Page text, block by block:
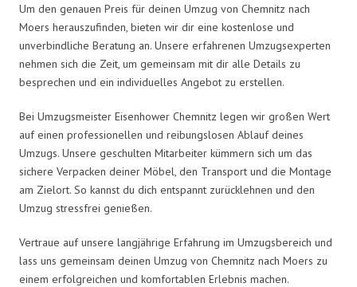
Um den genauen Preis für deinen Umzug von Chemnitz nach
Moers herauszufinden, bieten wir dir eine kostenlose und
unverbindliche Beratung an. Unsere erfahrenen Umzugsexperten
nehmen sich die Zeit, um gemeinsam mit dir alle Details zu
besprechen und ein individuelles Angebot zu erstellen.
Bei Umzugsmeister Eisenhower Chemnitz legen wir großen Wert
auf einen professionellen und reibungslosen Ablauf deines
Umzugs. Unsere geschulten Mitarbeiter kümmern sich um das
sichere Verpacken deiner Möbel, den Transport und die Montage
am Zielort. So kannst du dich entspannt zurücklehnen und den
Umzug stressfrei genießen.
Vertraue auf unsere langjährige Erfahrung im Umzugsbereich und
lass uns gemeinsam deinen Umzug von Chemnitz nach Moers zu
einem erfolgreichen und komfortablen Erlebnis machen.